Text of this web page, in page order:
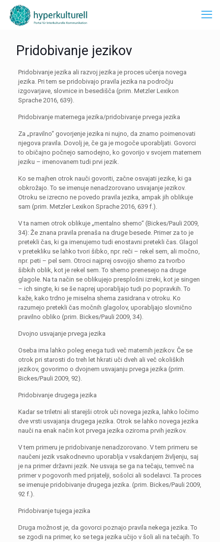
Pridobivanje jezikov
Pridobivanje jezika ali razvoj jezika je proces učenja novega
jezika. Pri tem se pridobivajo pravila jezika na področju
izgovarjave, slovnice in besedišča (prim. Metzler Lexikon
Sprache 2016, 639).
Pridobivanje maternega jezika/pridobivanje prvega jezika
Za „pravilno“ govorjenje jezika ni nujno, da znamo poimenovati
njegova pravila. Dovolj je, če ga je mogoče uporabljati. Govorci
to običajno počnejo samodejno, ko govorijo v svojem maternem
jeziku – imenovanem tudi prvi jezik.
Ko se majhen otrok nauči govoriti, začne osvajati jezike, ki ga
obkrožajo. To se imenuje nenadzorovano usvajanje jezikov.
Otroku se izrecno ne povedo pravila jezika, ampak jih oblikuje
sam (prim. Metzler Lexikon Sprache 2016, 639 f.).
V ta namen otrok oblikuje „mentalno shemo“ (Bickes/Pauli 2009,
34): Že znana pravila prenaša na druge besede. Primer za to je
pretekli čas, ki ga imenujemo tudi enostavni pretekli čas. Glagol
v pretekliku se lahko tvori šibko, npr. reči – rekel sem, ali močno,
npr. peti – pel sem. Otroci najprej osvojijo shemo za tvorbo
šibkih oblik, kot je rekel sem. To shemo prenesejo na druge
glagole. Na ta način se oblikujejo presplošni izreki, kot je singen
– ich singte, ki se še naprej uporabljajo tudi po popravkih. To
kaže, kako trdno je miselna shema zasidrana v otroku. Ko
razumejo pretekli čas močnih glagolov, uporabljajo slovnično
pravilno obliko (prim. Bickes/Pauli 2009, 34).
Dvojno usvajanje prvega jezika
Oseba ima lahko poleg enega tudi več maternih jezikov. Če se
otrok pri starosti do treh let hkrati uči dveh ali več okoliških
jezikov, govorimo o dvojnem usvajanju prvega jezika (prim.
Bickes/Pauli 2009, 92).
Pridobivanje drugega jezika
Kadar se triletni ali starejši otrok uči novega jezika, lahko ločimo
dve vrsti usvajanja drugega jezika. Otrok se lahko novega jezika
nauči na enak način kot prvega jezika oziroma prvih jezikov.
V tem primeru je pridobivanje nenadzorovano. V tem primeru se
naučeni jezik vsakodnevno uporablja v vsakdanjem življenju, saj
je na primer državni jezik. Ne usvaja se ga na tečaju, temveč na
primer v pogovorih med prijatelji, sošolci ali sodelavci. Ta proces
se imenuje pridobivanje drugega jezika. (prim. Bickes/Pauli 2009,
92 f.).
Pridobivanje tujega jezika
Druga možnost je, da govorci poznajo pravila nekega jezika. To
se zgodi na primer, ko se tega jezika učijo v šoli ali na tečajih. To